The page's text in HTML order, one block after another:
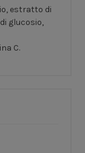
estratto di
glucosio,
C.